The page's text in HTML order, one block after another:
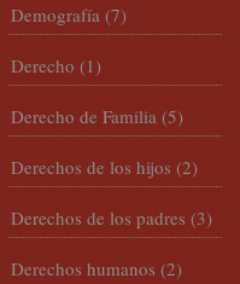
Demografía (7)
Derecho (1)
Derecho de Familia (5)
Derechos de los hijos (2)
Derechos de los padres (3)
Derechos humanos (2)